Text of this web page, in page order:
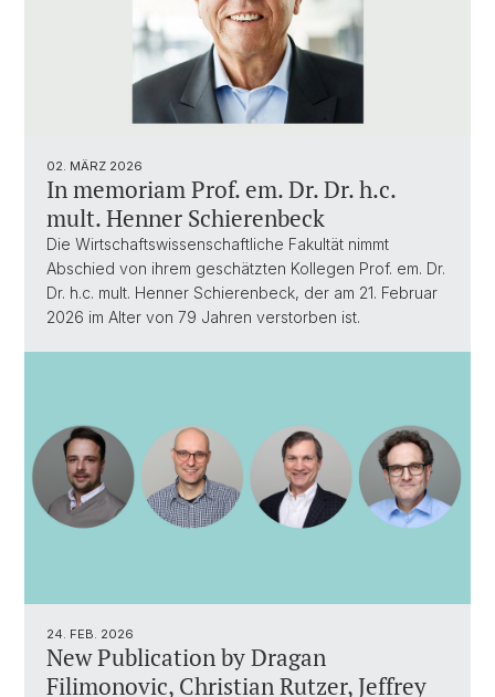
02. MÄRZ 2026
In memoriam Prof. em. Dr. Dr. h.c.
mult. Henner Schierenbeck
Die Wirtschaftswissenschaftliche Fakultät nimmt
Abschied von ihrem geschätzten Kollegen Prof. em. Dr.
Dr. h.c. mult. Henner Schierenbeck, der am 21. Februar
2026 im Alter von 79 Jahren verstorben ist.
24. FEB. 2026
New Publication by Dragan
Filimonovic, Christian Rutzer, Jeffrey